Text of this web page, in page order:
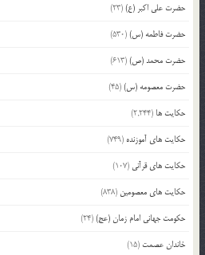
حضرت علی اکبر (ع)(23)
حضرت فاطمه (س)(530)
حضرت محمد (ص)(613)
حضرت معصومه (س)(45)
حکایت ها (2,244)
حکایت های آموزنده (749)
حکایت های قرآنی (107)
حکایت های معصومین (838)
حکومت جهانی امام زمان (عج)(24)
خاندان عصمت (15)